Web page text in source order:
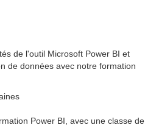
de l'outil Microsoft Power BI et
de données avec notre formation
Power BI, avec une classe de